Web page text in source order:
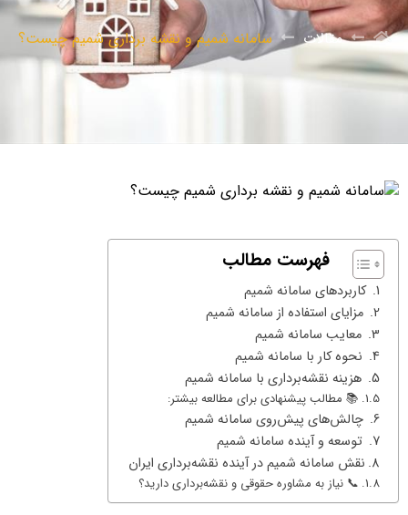
مقالات سامانه شمیم و نقشه برداری شمیم چیست؟
فهرست مطالب
کاربردهای سامانه شمیم
مزایای استفاده از سامانه شمیم
معایب سامانه شمیم
نحوه کار با سامانه شمیم
هزینه نقشه‌برداری با سامانه شمیم
📚 مطالب پیشنهادی برای مطالعه بیشتر:
چالش‌های پیش‌روی سامانه شمیم
توسعه و آینده سامانه شمیم
نقش سامانه شمیم در آینده نقشه‌برداری ایران
📞 نیاز به مشاوره حقوقی و نقشه‌برداری دارید؟